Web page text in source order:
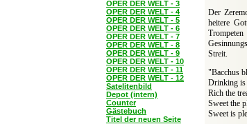
OPER DER WELT - 3
OPER DER WELT - 4
OPER DER WELT - 5
OPER DER WELT - 6
OPER DER WELT - 7
OPER DER WELT - 8
OPER DER WELT - 9
OPER DER WELT - 10
OPER DER WELT - 11
OPER DER WELT - 12
Satelitenbild
Depot (intern)
Counter
Gästebuch
Titel der neuen Seite
Der
heitere
Streit.
"Bacchus
Drinking is
Rich the
Sweet the
Sweet is